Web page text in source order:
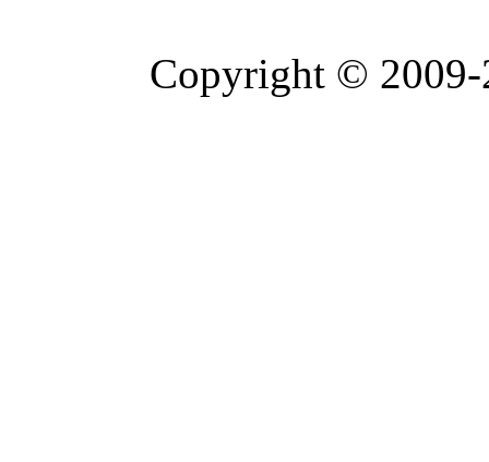
Copyright ©